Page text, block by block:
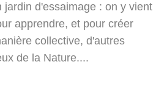
jardin d'essaimage : on y vient
apprendre, et pour créer
collective, d'autres
de la Nature....